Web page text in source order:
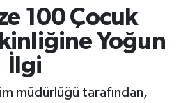
100 Çocuk
Yoğun
İlgi
müdürlüğü tarafından,